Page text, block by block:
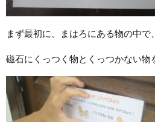
まず最初に、まはろにある物の中で、
磁石にくっつく物とくっつかない